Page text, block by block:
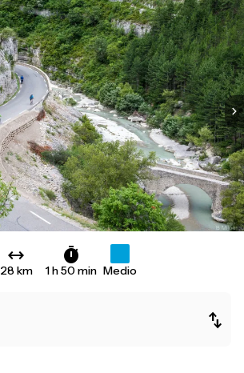
28 km 1 h 50 min Medio